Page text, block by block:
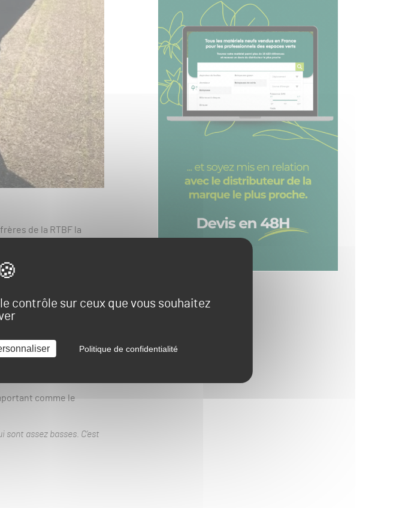
contrôle sur ceux que vous souhaitez
Politique de confidentialité
de la RTBF la
en rêve puis en
15 000 euros. Adrien
travaux :
mais aussi une
comme du sable
gazon mais aussi son
comme le
assez basses. C’est